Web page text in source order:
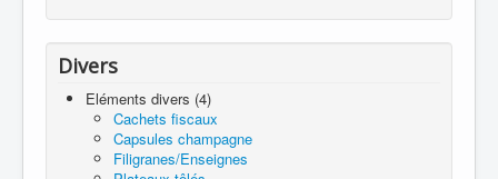
Divers
Eléments divers (4)
Cachets fiscaux
Capsules champagne
Filigranes/Enseignes